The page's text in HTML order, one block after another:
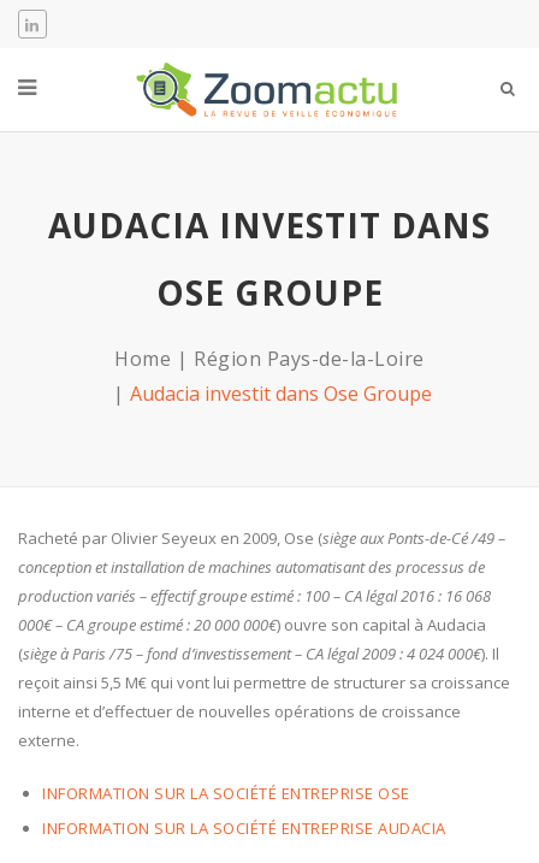
AUDACIA INVESTIT DANS
OSE GROUPE
Home
Région Pays-de-la-Loire
Audacia investit dans Ose Groupe
Racheté par Olivier Seyeux en 2009, Ose (siège aux Ponts-de-Cé /49 –
conception et installation de machines automatisant des processus de
production variés – effectif groupe estimé : 100 – CA légal 2016 : 16 068
000€ – CA groupe estimé : 20 000 000€) ouvre son capital à Audacia
(siège à Paris /75 – fond d’investissement – CA légal 2009 : 4 024 000€). Il
reçoit ainsi 5,5 M€ qui vont lui permettre de structurer sa croissance
interne et d’effectuer de nouvelles opérations de croissance
externe.
INFORMATION SUR LA SOCIÉTÉ ENTREPRISE OSE
INFORMATION SUR LA SOCIÉTÉ ENTREPRISE AUDACIA